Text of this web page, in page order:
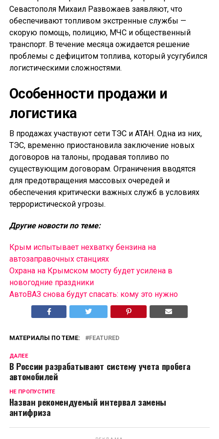
Севастополя Михаил Развожаев заявляют, что
обеспечивают топливом экстренные службы —
скорую помощь, полицию, МЧС и общественный
транспорт. В течение месяца ожидается решение
проблемы с дефицитом топлива, который усугубился
логистическими сложностями.
Особенности продажи и
логистика
В продажах участвуют сети ТЭС и АТАН. Одна из них,
ТЭС, временно приостановила заключение новых
договоров на талоны, продавая топливо по
существующим договорам. Ограничения вводятся
для предотвращения массовых очередей и
обеспечения критически важных служб в условиях
террористической угрозы.
Другие новости по теме:
Крым испытывает нехватку бензина на
автозаправочных станциях
Охрана на Крымском мосту будет усилена в
новогодние праздники
АвтоВАЗ снова будут спасать: кому это нужно
МАТЕРИАЛЫ ПО ТЕМЕ: FEATURED
ДАЛЕЕ
В России разрабатывают систему учета пробега
автомобилей
НЕ ПРОПУСТИТЕ
Назван рекомендуемый интервал замены
антифриза